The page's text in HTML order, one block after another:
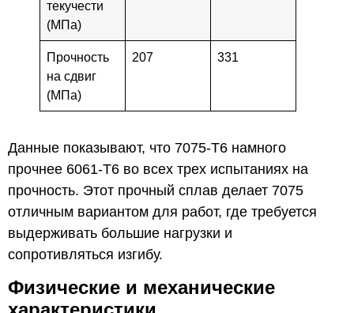
текучести
(МПа)
Прочность
на сдвиг
(МПа)
207 331
Данные показывают, что 7075-T6 намного
прочнее 6061-T6 во всех трех испытаниях на
прочность. Этот прочный сплав делает 7075
отличным вариантом для работ, где требуется
выдерживать большие нагрузки и
сопротивляться изгибу.
Физические и механические